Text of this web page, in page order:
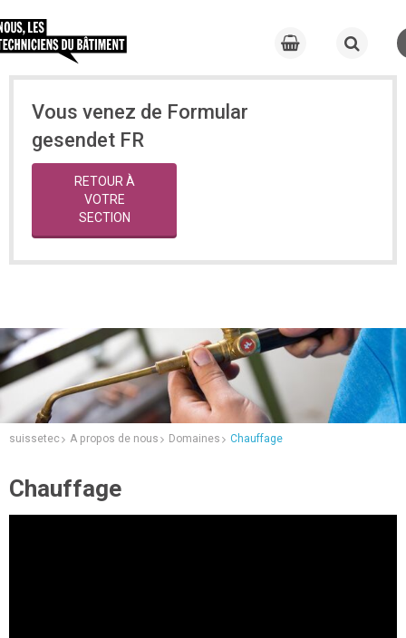
Vous venez de Formular
gesendet FR
RETOUR À
VOTRE
SECTION
suissetec A propos de nous Domaines Chauffage
Chauffage